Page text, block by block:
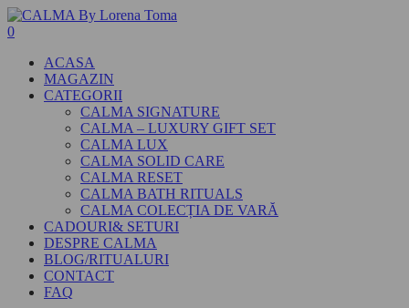
0
ACASA
MAGAZIN
CATEGORII
CALMA SIGNATURE
CALMA – LUXURY GIFT SET
CALMA LUX
CALMA SOLID CARE
CALMA RESET
CALMA BATH RITUALS
CALMA COLECȚIA DE VARĂ
CADOURI& SETURI
DESPRE CALMA
BLOG/RITUALURI
CONTACT
FAQ